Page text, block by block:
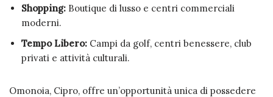
Shopping: Boutique di lusso e centri commerciali
moderni.
Tempo Libero: Campi da golf, centri benessere, club
privati e attività culturali.
Omonoia, Cipro, offre un’opportunità unica di possedere